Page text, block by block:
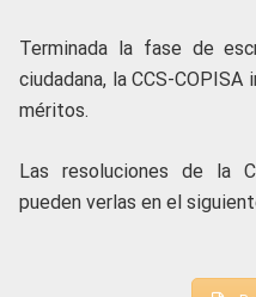
Terminada la fase de
ciudadana, la CCS-
méritos.
Las resoluciones de la
pueden verlas en el